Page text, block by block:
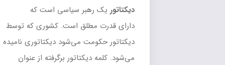
دیکتاتوریک رهبر سیاسی است که
قدرت مطلقاست. کشوری که توسط
دیکتاتور حکومت می‌شوددیکتاتورینامیده
می‌شود. کلمه دیکتاتور برگرفته از عنوان